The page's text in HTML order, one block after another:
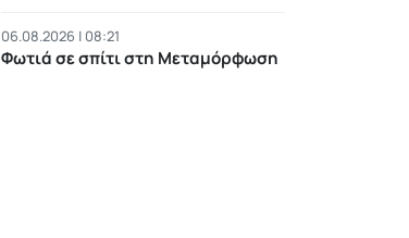
06.08.2026 | 08:21
Φωτιά σε σπίτι στη Μεταμόρφωση